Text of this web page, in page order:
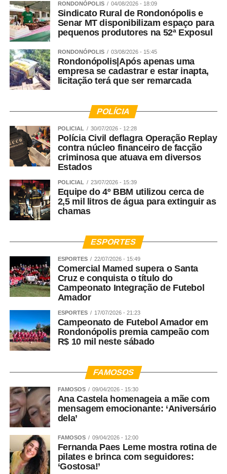
RONDONÓPOLIS 04/08/2026 - 18:09
Sindicato Rural de Rondonópolis e
Senar MT disponibilizam espaço para
pequenos produtores na 52ª Exposul
RONDONÓPOLIS 03/08/2026 - 15:45
Rondonópolis|Após apenas uma
empresa se cadastrar e estar inapta,
licitação terá que ser remarcada
POLÍCIA
POLICIAL 30/07/2026 - 12:28
Polícia Civil deflagra Operação Replay
contra núcleo financeiro de facção
criminosa que atuava em diversos
Estados
POLICIAL 23/07/2026 - 15:39
Equipe do 4º BBM utilizou cerca de
2,5 mil litros de água para extinguir as
chamas
ESPORTES
ESPORTES 22/07/2026 - 15:49
Comercial Mamed supera o Santa
Cruz e conquista o título do
Campeonato Integração de Futebol
Amador
ESPORTES 17/07/2026 - 21:23
Campeonato de Futebol Amador em
Rondonópolis premia campeão com
R$ 10 mil neste sábado
FAMOSOS
FAMOSOS 09/04/2026 - 15:30
Ana Castela homenageia a mãe com
mensagem emocionante: ‘Aniversário
dela’
FAMOSOS 09/04/2026 - 12:00
Fernanda Paes Leme mostra rotina de
pilates e brinca com seguidores:
‘Gostosa!’